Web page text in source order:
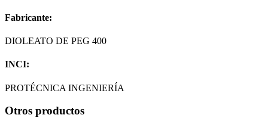
Fabricante:
DIOLEATO DE PEG 400
INCI:
PROTÉCNICA INGENIERÍA
Otros productos